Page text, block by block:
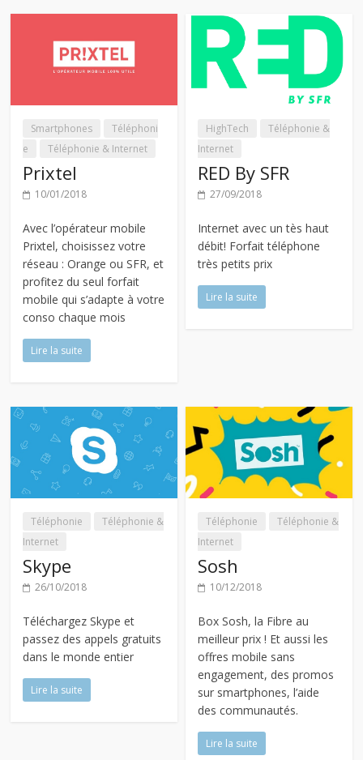
Smartphones
Téléphoni
e
Téléphonie & Internet
Prixtel
10/01/2018
Avec l’opérateur mobile
Prixtel, choisissez votre
réseau : Orange ou SFR, et
profitez du seul forfait
mobile qui s’adapte à votre
conso chaque mois
Lire la suite
HighTech
Téléphonie &
Internet
RED By SFR
27/09/2018
Internet avec un tès haut
débit! Forfait téléphone
très petits prix
Lire la suite
Téléphonie
Téléphonie &
Internet
Skype
26/10/2018
Téléchargez Skype et
passez des appels gratuits
dans le monde entier
Lire la suite
Téléphonie
Téléphonie &
Internet
Sosh
10/12/2018
Box Sosh, la Fibre au
meilleur prix ! Et aussi les
offres mobile sans
engagement, des promos
sur smartphones, l’aide
des communautés.
Lire la suite